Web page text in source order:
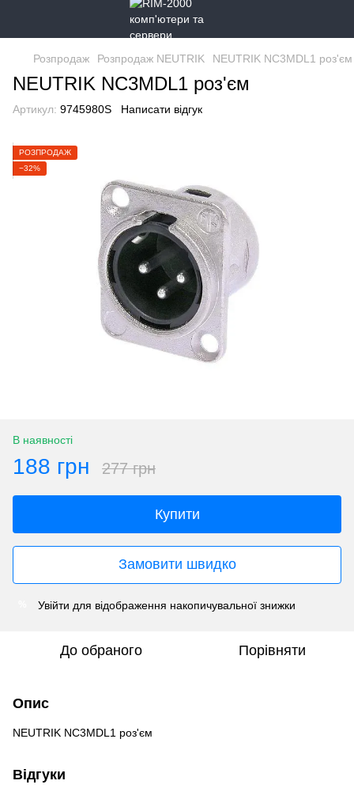
Розпродаж Розпродаж NEUTRIK NEUTRIK NC3MDL1 роз'єм
NEUTRIK NC3MDL1 роз'єм
Артикул: 9745980S Написати відгук
РОЗПРОДАЖ
−32%
В наявності
188 грн 277 грн
Купити
Замовити швидко
Увійти для відображення накопичувальної знижки
До обраного Порівняти
Опис
NEUTRIK NC3MDL1 роз'єм
Відгуки